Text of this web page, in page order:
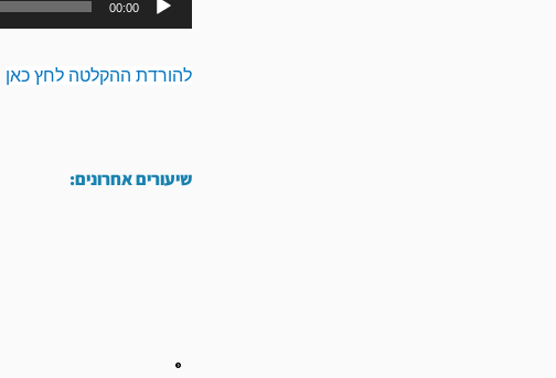
00:00
להורדת ההקלטה לחץ כאן
שיעורים אחרונים: